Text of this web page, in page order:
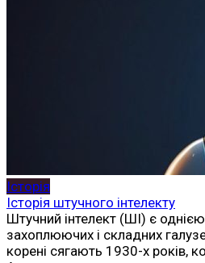
Історія
Історія штучного інтелекту
Штучний інтелект (ШІ) є
захоплюючих і складних
корені сягають 1930-х років,